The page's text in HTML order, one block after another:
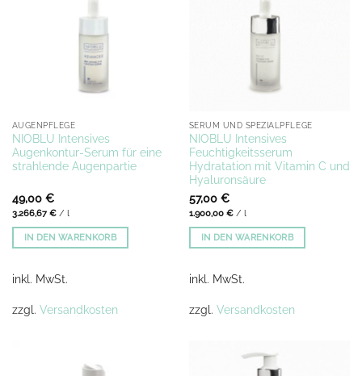
AUGENPFLEGE
NIOBLU Intensives
Augenkontur-Serum für eine
strahlende Augenpartie
49,00 €
3.266,67€/ l
IN DEN WARENKORB
inkl. MwSt.
zzgl. Versandkosten
SERUM UND SPEZIALPFLEGE
NIOBLU Intensives
Feuchtigkeitsserum
Hydratation mit Vitamin C und
Hyaluronsäure
57,00 €
1.900,00 €/ l
IN DEN WARENKORB
inkl. MwSt.
zzgl. Versandkosten